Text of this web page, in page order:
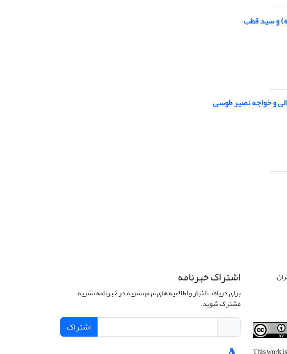
و سید قطب
و خواجه نصیر طوسی
اشتراک خبرنامه
برای دریافت اخبار و اطلاعیه های مهم نشریه در خبرنامه نشریه
مشترک شوید.
اشتراک